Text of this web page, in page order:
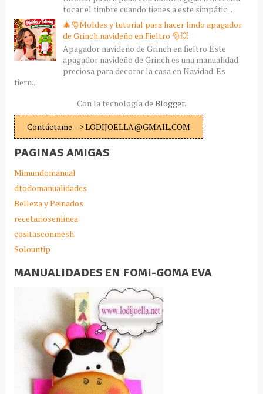
tocar el timbre cuando tienes a este simpátic...
🎄🎅Moldes y tutorial para hacer lindo apagador
de Grinch navideño en Fieltro 🎅💥
Apagador navideño de Grinch en fieltro Este
apagador navideño de Grinch es una manualidad
preciosa para decorar la casa en Navidad. Es
tiern...
Con la tecnología de Blogger.
Contáctame--> LODIJOELLA@GMAIL.COM
PAGINAS AMIGAS
Mimundomanual
dtodomanualidades
Belleza y Peinados
recetariosenlinea
cositasconmesh
Solountip
MANUALIDADES EN FOMI-GOMA EVA